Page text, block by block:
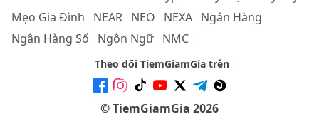
Mẹo Gia Đình
NEAR NEO NEXA Ngân Hàng
Ngân Hàng Số
Ngôn Ngữ NMC
Theo dõi TiemGiamGia trên
© TiemGiamGia 2026